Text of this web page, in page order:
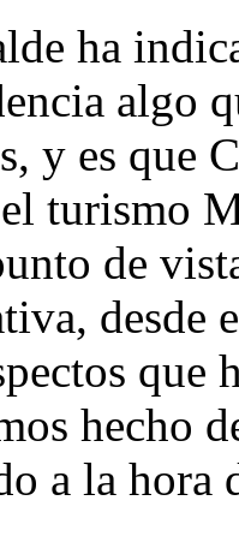
ha
algo
y es que
turismo
de
desde
que
hecho
a la hora